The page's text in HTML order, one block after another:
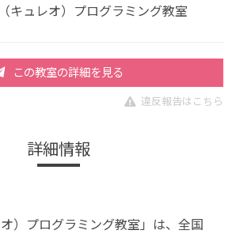
キュレオ）プログラミング教室
この教室の詳細を見る
違反報告はこちら
詳細情報
オ）プログラミング教室」は、全国